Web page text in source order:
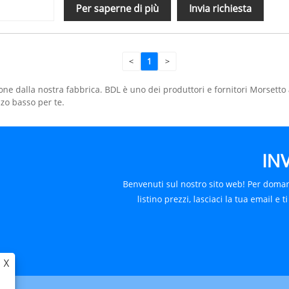
Per saperne di più Invia richiesta
< 1 >
dalla nostra fabbrica. BDL è uno dei produttori e fornitori
basso per te.
Benvenuti sul nostro sito web! Per
listino prezzi, lasciaci la tua email e
X